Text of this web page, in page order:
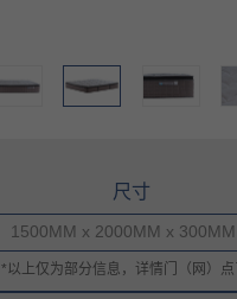
尺寸
1500MM x 2000MM x 300MM
*以上仅为部分信息，详情门（网）点